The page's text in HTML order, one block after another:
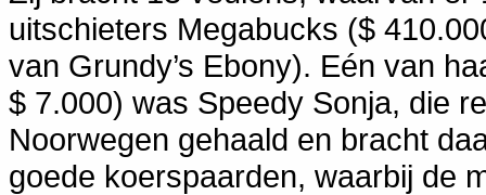
uitschieters Megabucks ($
van Grundy’s Ebony). Eén van
$ 7.000) was Speedy Sonja, die
Noorwegen gehaald en bracht
goede koerspaarden, waarbij de